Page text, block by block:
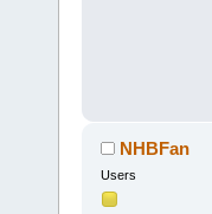
NHBFan
Users